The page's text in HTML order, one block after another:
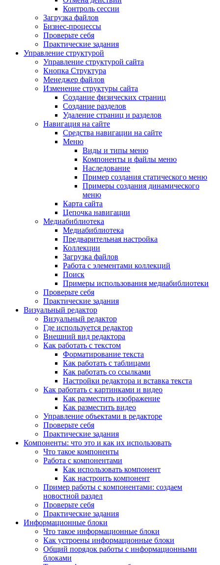
Контроль сессии
Загрузка файлов
Бизнес-процессы
Проверьте себя
Практические задания
Управление структурой
Управление структурой сайта
Кнопка Структура
Менеджер файлов
Изменение структуры сайта
Создание физических страниц
Создание разделов
Удаление страниц и разделов
Навигация на сайте
Средства навигации на сайте
Меню
Виды и типы меню
Компоненты и файлы меню
Наследование
Пример создания статического меню
Примеры создания динамического
меню
Карта сайта
Цепочка навигации
Медиабиблиотека
Медиабиблиотека
Предварительная настройка
Коллекции
Загрузка файлов
Работа с элементами коллекций
Поиск
Примеры использования медиабиблиотеки
Проверьте себя
Практические задания
Визуальный редактор
Визуальный редактор
Где используется редактор
Внешний вид редактора
Как работать с текстом
Форматирование текста
Как работать с таблицами
Как работать со ссылками
Настройки редактора и вставка текста
Как работать с картинками и видео
Как разместить изображение
Как разместить видео
Управление объектами в редакторе
Проверьте себя
Практические задания
Компоненты: что это и как их использовать
Что такое компоненты
Работа с компонентами
Как использовать компонент
Как настроить компонент
Пример работы с компонентами: создаем
новостной раздел
Проверьте себя
Практические задания
Информационные блоки
Что такое информационные блоки
Как устроены информационные блоки
Общий порядок работы с информационными
блоками